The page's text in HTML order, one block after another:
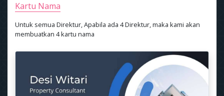
Kartu Nama
Untuk semua Direktur, Apabila ada 4 Direktur, maka kami akan
membuatkan 4 kartu nama